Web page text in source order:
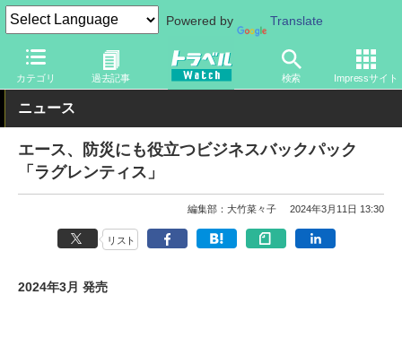
Powered by Translate
カテゴリ 過去記事 検索 Impressサイト
トラベル Watch 旅のアイテム 旅行グッズ バッグ
ニュース
エース、防災にも役立つビジネスバックパック
「ラグレンティス」
編集部：大竹菜々子 2024年3月11日 13:30
リスト
2024年3月 発売